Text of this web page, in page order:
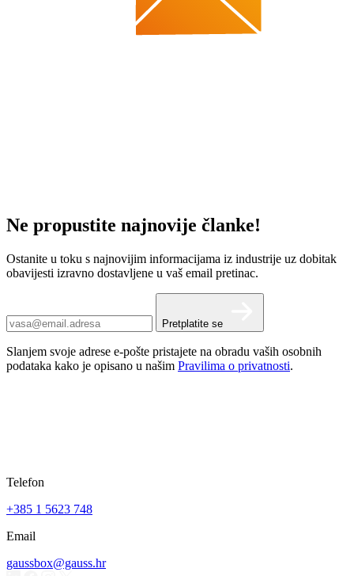
Ne propustite najnovije članke!
Ostanite u toku s najnovijim informacijama iz industrije uz dobitak
obavijesti izravno dostavljene u vaš email pretinac.
Pretplatite se
Slanjem svoje adrese e-pošte pristajete na obradu vaših osobnih
podataka kako je opisano u našim Pravilima o privatnosti.
Telefon
+385 1 5623 748
Email
gaussbox@gauss.hr